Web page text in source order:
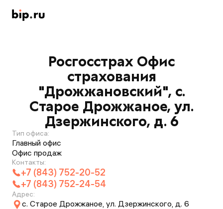
Росгосстрах Офис
страхования
"Дрожжановский", с.
Старое Дрожжаное, ул.
Дзержинского, д. 6
Тип офиса:
Главный офис
Офис продаж
Контакты:
+7 (843) 752-20-52
+7 (843) 752-24-54
Адрес:
с. Старое Дрожжаное, ул. Дзержинского, д. 6